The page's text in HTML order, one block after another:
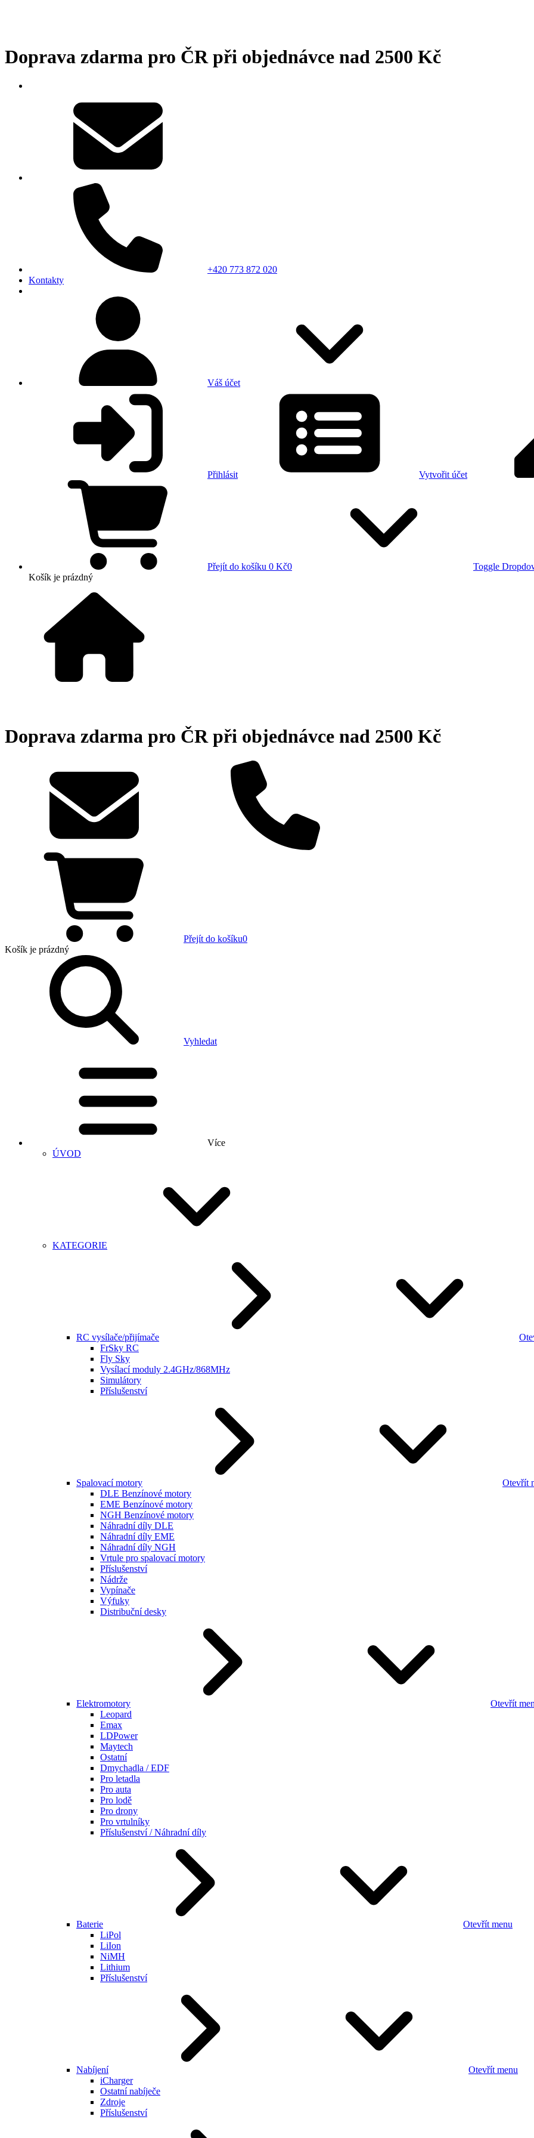
Doprava zdarma pro ČR při objednávce nad 2500 Kč
+420 773 872 020
Kontakty
Váš účet
Přihlásit Vytvořit účet
Přejít do košíku 0 Kč0
Toggle
Košík je prázdný
Doprava zdarma pro ČR při objednávce nad 2500 Kč
Přejít do košíku0
Košík je prázdný
Vyhledat
Více
ÚVOD
KATEGORIE
RC vysílače/přijímače
FrSky RC
Fly Sky
Vysílací moduly 2.4GHz/868MHz
Simulátory
Příslušenství
Spalovací motory
Otevřít
DLE Benzínové motory
EME Benzínové motory
NGH Benzínové motory
Náhradní díly DLE
Náhradní díly EME
Náhradní díly NGH
Vrtule pro spalovací motory
Příslušenství
Nádrže
Vypínače
Výfuky
Distribuční desky
Elektromotory
Otevřít
Leopard
Emax
LDPower
Maytech
Ostatní
Dmychadla / EDF
Pro letadla
Pro auta
Pro lodě
Pro drony
Pro vrtulníky
Příslušenství / Náhradní díly
Baterie
Otevřít menu
LiPol
LiIon
NiMH
Lithium
Příslušenství
Nabíjení
Otevřít menu
iCharger
Ostatní nabíječe
Zdroje
Příslušenství